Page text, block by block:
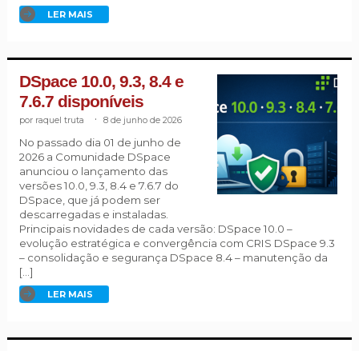
LER MAIS
DSpace 10.0, 9.3, 8.4 e
7.6.7 disponíveis
raquel truta 8 de junho de 2026
No passado dia 01 de junho de
2026 a Comunidade DSpace
anunciou o lançamento das
versões 10.0, 9.3, 8.4 e 7.6.7 do
DSpace, que já podem ser
descarregadas e instaladas.
Principais novidades de cada versão: DSpace 10.0 –
evolução estratégica e convergência com CRIS DSpace 9.3
– consolidação e segurança DSpace 8.4 – manutenção da
[…]
LER MAIS